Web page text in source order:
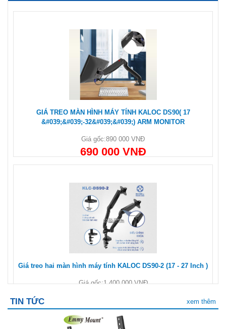
GIÁ TREO MÀN HÌNH MÁY TÍNH KALOC DS90( 17
&#039;&#039;-32&#039;&#039;) ARM MONITOR
Giá gốc:890 000 VNĐ
690 000 VNĐ
Giá treo hai màn hình máy tính KALOC DS90-2 (17 - 27 Inch )
Giá gốc:1 400 000 VNĐ
TIN TỨC xem thêm